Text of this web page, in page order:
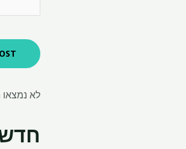
לא נמצאו